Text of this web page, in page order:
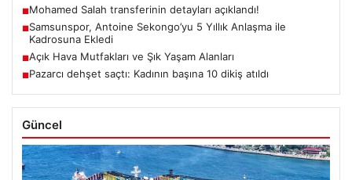
■Mohamed Salah transferinin detayları açıklandı!
■Samsunspor, Antoine Sekongo’yu 5 Yıllık Anlaşma ile
Kadrosuna Ekledi
■Açık Hava Mutfakları ve Şık Yaşam Alanları
■Pazarcı dehşet saçtı: Kadının başına 10 dikiş atıldı
Güncel